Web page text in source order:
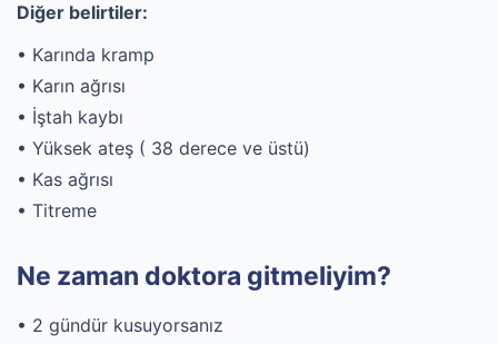
Diğer belirtiler:
• Karında kramp
• Karın ağrısı
• İştah kaybı
• Yüksek ateş ( 38 derece ve üstü)
• Kas ağrısı
• Titreme
Ne zaman doktora gitmeliyim?
• 2 gündür kusuyorsanız